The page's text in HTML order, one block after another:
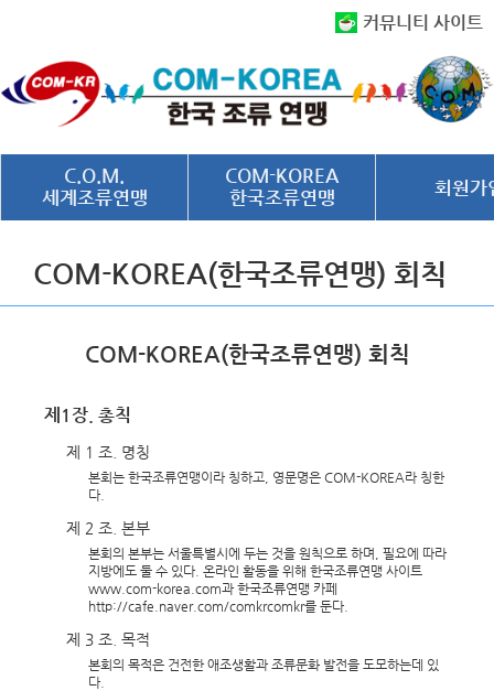
커뮤니티 사이트
C.O.M.
세계조류연맹
COM-KOREA
한국조류연맹
회원가
COM-KOREA(한국조류연맹) 회칙
COM-KOREA(한국조류연맹) 회칙
제1장. 총칙
제 1 조. 명칭
본회는 한국조류연맹이라 칭하고, 영문명은 COM-KOREA라 칭한
다.
제 2 조. 본부
본회의 본부는 서울특별시에 두는 것을 원칙으로 하며, 필요에 따라
지방에도 둘 수 있다. 온라인 활동을 위해 한국조류연맹 사이트
www.com-korea.com과 한국조류연맹 카페
http://cafe.naver.com/comkrcomkr를 둔다.
제 3 조. 목적
본회의 목적은 건전한 애조생활과 조류문화 발전을 도모하는데 있
다.